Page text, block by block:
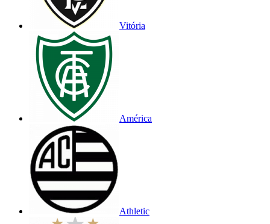
Vitória
América
Athletic